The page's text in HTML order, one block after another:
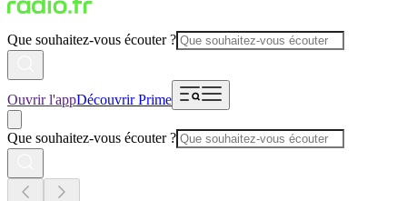
Que souhaitez-vous écouter ?
Ouvrir l'appDécouvrir Prime
Que souhaitez-vous écouter ?